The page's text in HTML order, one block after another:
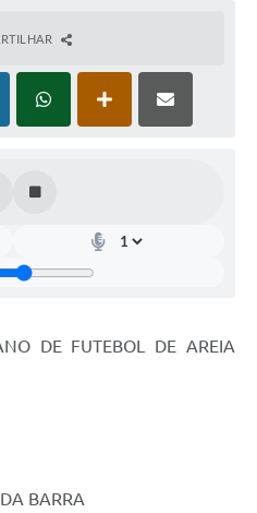
DE FUTEBOL DE AREIA
BARRA